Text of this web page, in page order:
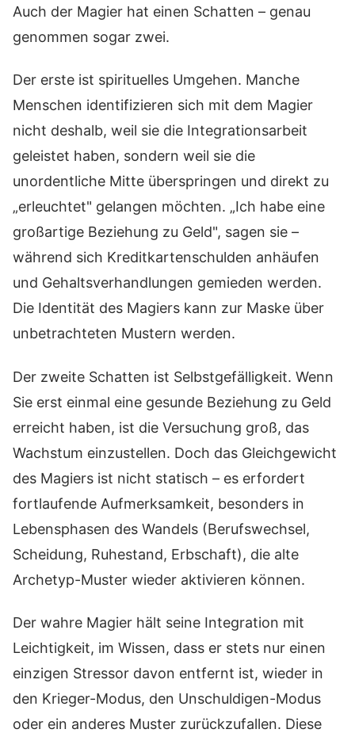
Auch der Magier hat einen Schatten – genau
genommen sogar zwei.
Der erste ist spirituelles Umgehen. Manche
Menschen identifizieren sich mit dem Magier
nicht deshalb, weil sie die Integrationsarbeit
geleistet haben, sondern weil sie die
unordentliche Mitte überspringen und direkt zu
„erleuchtet" gelangen möchten. „Ich habe eine
großartige Beziehung zu Geld", sagen sie –
während sich Kreditkartenschulden anhäufen
und Gehaltsverhandlungen gemieden werden.
Die Identität des Magiers kann zur Maske über
unbetrachteten Mustern werden.
Der zweite Schatten ist Selbstgefälligkeit. Wenn
Sie erst einmal eine gesunde Beziehung zu Geld
erreicht haben, ist die Versuchung groß, das
Wachstum einzustellen. Doch das Gleichgewicht
des Magiers ist nicht statisch – es erfordert
fortlaufende Aufmerksamkeit, besonders in
Lebensphasen des Wandels (Berufswechsel,
Scheidung, Ruhestand, Erbschaft), die alte
Archetyp-Muster wieder aktivieren können.
Der wahre Magier hält seine Integration mit
Leichtigkeit, im Wissen, dass er stets nur einen
einzigen Stressor davon entfernt ist, wieder in
den Krieger-Modus, den Unschuldigen-Modus
oder ein anderes Muster zurückzufallen. Diese